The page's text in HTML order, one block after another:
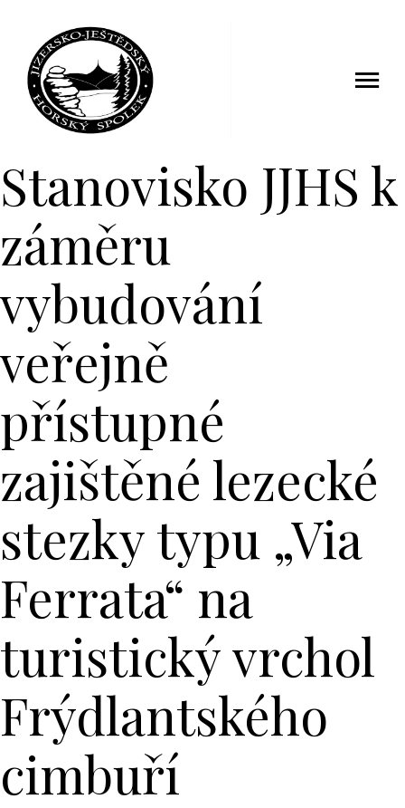
Stanovisko JJHS k
záměru
vybudování
veřejně
přístupné
zajištěné lezecké
stezky typu „Via
Ferrata“ na
turistický vrchol
Frýdlantského
cimbuří